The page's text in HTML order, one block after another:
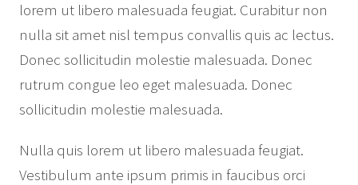
lorem ut libero malesuada feugiat. Curabitur non
nulla sit amet nisl tempus convallis quis ac lectus.
Donec sollicitudin molestie malesuada. Donec
rutrum congue leo eget malesuada. Donec
sollicitudin molestie malesuada.
Nulla quis lorem ut libero malesuada feugiat.
Vestibulum ante ipsum primis in faucibus orci